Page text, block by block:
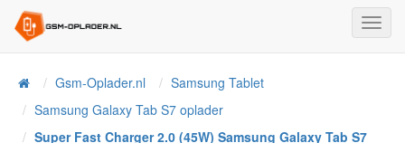
HomeGsm-Oplader.nl
Samsung Tablet
Samsung Galaxy Tab S7 oplader
Super Fast Charger 2.0 (45W) Samsung Galaxy Tab S7